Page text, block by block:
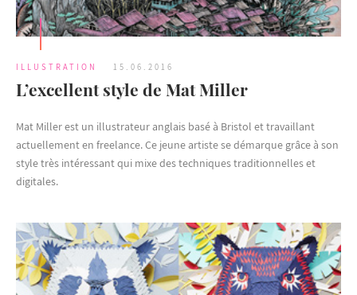
ILLUSTRATION 15.06.2016
L’excellent style de Mat Miller
Mat Miller est un illustrateur anglais basé à Bristol et travaillant
actuellement en freelance. Ce jeune artiste se démarque grâce à son
style très intéressant qui mixe des techniques traditionnelles et
digitales.